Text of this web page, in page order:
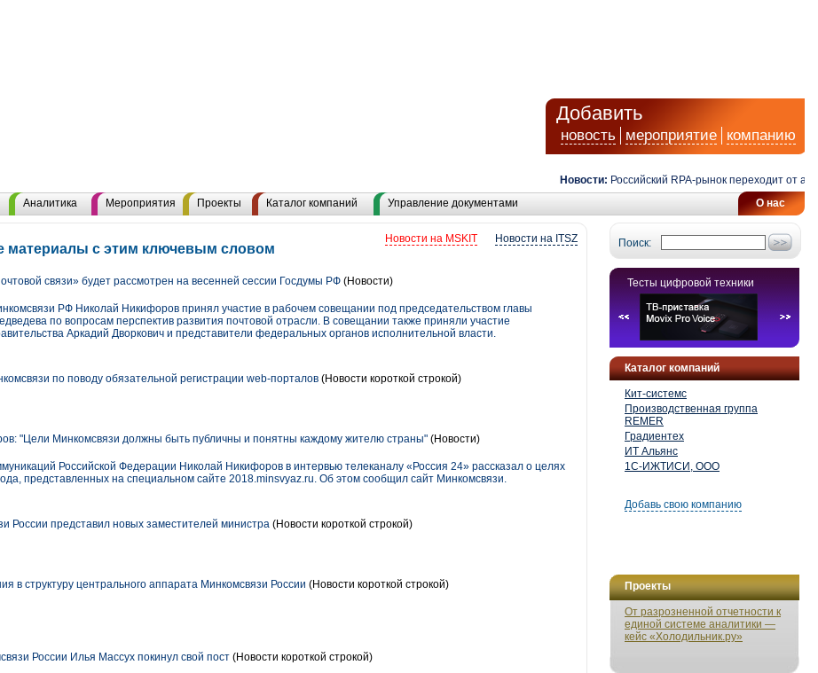
Добавить
новость мероприятие компанию
Новости: Российский RPA-рынок переходит от
О нас
Аналитика Мероприятия Проекты Каталог компаний Управление документами
Поиск:
Тесты цифровой техники
Каталог компаний
Кит-системс
Производственная группа
REMER
Градиентех
ИТ Альянс
1С-ИЖТИСИ, ООО
Добавь свою компанию
Проекты
От разрозненной отчетности к
единой системе аналитики —
кейс «Холодильник.ру»
Новости на ITSZ
Новости на MSKIT
материалы с этим ключевым словом
связи» будет рассмотрен на весенней сессии Госдумы РФ (Новости)
РФ Николай Никифоров принял участие в рабочем совещании под председательством главы
по вопросам перспектив развития почтовой отрасли. В совещании также приняли участие
Аркадий Дворкович и представители федеральных органов исполнительной власти.
по поводу обязательной регистрации web-порталов (Новости короткой строкой)
"Цели Минкомсвязи должны быть публичны и понятны каждому жителю страны" (Новости)
Российской Федерации Николай Никифоров в интервью телеканалу «Россия 24» рассказал о целях
представленных на специальном сайте 2018.minsvyaz.ru. Об этом сообщил сайт Минкомсвязи.
России представил новых заместителей министра (Новости короткой строкой)
в структуру центрального аппарата Минкомсвязи России (Новости короткой строкой)
России Илья Массух покинул свой пост (Новости короткой строкой)